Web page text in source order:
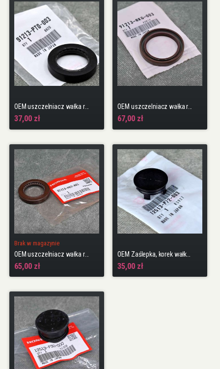
OEM uszczelniacz wałka rozrządu F18B2, F20A4, F seria
37,00 zł 67,00 zł
Brak w magazynie
OEM uszczelniacz wałka rozrządu NSX 1gen 91-05
65,00 zł 35,00 zł